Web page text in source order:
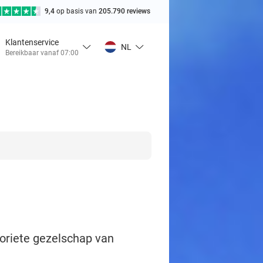
9,4 op basis van 205.790 reviews
Klantenservice
Bereikbaar vanaf 07:00
NL
gezelschap van